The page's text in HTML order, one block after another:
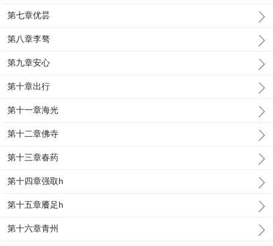
第七章优昙
第八章李骜
第九章安心
第十章出行
第十一章海光
第十二章佛寺
第十三章春药
第十四章强取h
第十五章餍足h
第十六章青州